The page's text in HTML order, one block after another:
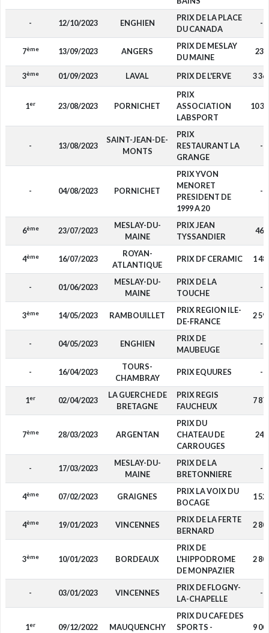
- 12/10/2023 ENGHIEN
PRIX DE LA PLACE
DU CANADA
-
7ème 13/09/2023 ANGERS
PRIX DE MESLAY
DU MAINE
230
3ème 01/09/2023 LAVAL PRIX DE L'ERVE 3
1er 23/08/2023 PORNICHET
PRIX
ASSOCIATION
LABSPORT
10
- 13/08/2023
SAINT-JEAN-DE-
MONTS
PRIX
RESTAURANT LA
GRANGE
-
- 04/08/2023 PORNICHET
PRIX YVON
MENORET
PRESIDENT DE
1999 A 20
-
6ème 23/07/2023
MESLAY-DU-
MAINE
PRIX JEAN
TYSSANDIER
460
4ème 16/07/2023
ROYAN-
ATLANTIQUE
PRIX DF CERAMIC 1
- 01/06/2023
MESLAY-DU-
MAINE
PRIX DE LA
TOUCHE
-
3ème 14/05/2023 RAMBOUILLET
PRIX REGION ILE-
DE-FRANCE
2
- 04/05/2023 ENGHIEN
PRIX DE
MAUBEUGE
-
- 16/04/2023
TOURS-
CHAMBRAY
PRIX EQUURES -
1er 02/04/2023
LA GUERCHE DE
BRETAGNE
PRIX REGIS
FAUCHEUX
7
7ème 28/03/2023 ARGENTAN
PRIX DU
CHATEAU DE
CARROUGES
240
- 17/03/2023
MESLAY-DU-
MAINE
PRIX DE LA
BRETONNIERE
-
4ème 07/02/2023 GRAIGNES
PRIX LA VOIX DU
BOCAGE
1
4ème 19/01/2023 VINCENNES
PRIX DE LA FERTE
BERNARD
2
3ème 10/01/2023 BORDEAUX
PRIX DE
L'HIPPODROME
DE MONPAZIER
2
- 03/01/2023 VINCENNES
PRIX DE FLOGNY-
LA-CHAPELLE
-
1er 09/12/2022 MAUQUENCHY
PRIX DU CAFE DES
SPORTS -
9